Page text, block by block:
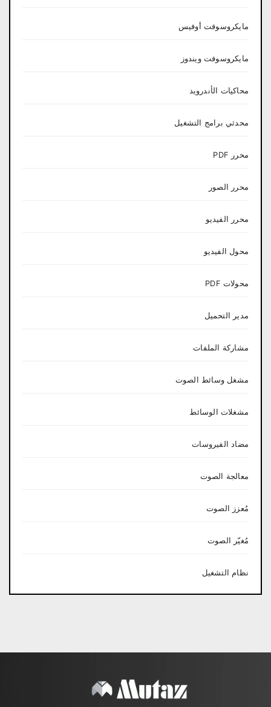
مايكروسوفت أوفيس
مايكروسوفت ويندوز
محاكيات الأندرويد
محدثي برامج التشغيل
محرر PDF
محرر الصور
محرر الفيديو
محول الفيديو
محولات PDF
مدير التحميل
مشاركة الملفات
مشغل وسائط الصوت
مشغلات الوسائط
مضاد الفيروسات
معالجة الصوت
مُعزز الصوت
مُغيّر الصوت
نظام التشغيل